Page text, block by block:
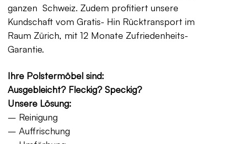
ganzen Schweiz. Zudem profitiert unsere
Kundschaft vom Gratis- Hin Rücktransport im
Raum Zürich, mit 12 Monate Zufriedenheits-
Garantie.
Ihre Polstermöbel sind:
Ausgebleicht? Fleckig? Speckig?
Unsere Lösung:
– Reinigung
– Auffrischung